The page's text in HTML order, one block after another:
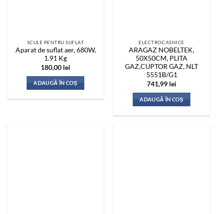
SCULE PENTRU SUFLAT
Aparat de suflat aer, 680W,
1.91 Kg
180,00 lei
ADAUGĂ ÎN COȘ
ELECTROCASNICE
ARAGAZ NOBELTEK,
50X50CM, PLITA
GAZ,CUPTOR GAZ, NLT
5551B/G1
741,99 lei
ADAUGĂ ÎN COȘ